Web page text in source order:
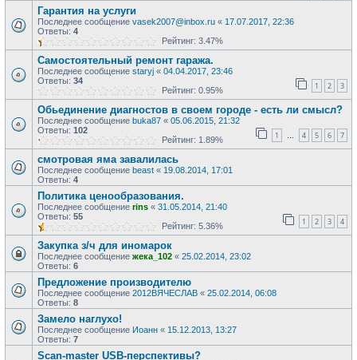
Гарантия на услуги
Последнее сообщение vasek2007@inbox.ru « 17.07.2017, 22:36
Ответы: 4
Рейтинг: 3.47%
Самостоятельный ремонт гаража.
Последнее сообщение staryj « 04.04.2017, 23:46
Ответы: 34 1 2 3
Рейтинг: 0.95%
Обьединение диагностов в своем городе - есть ли смысл?
Последнее сообщение buka87 « 05.06.2015, 21:32
Ответы: 102 1 … 4 5 6 7
Рейтинг: 1.89%
смотровая яма завалилась
Последнее сообщение beast « 19.08.2014, 17:01
Ответы: 4
Политика ценообразования.
Последнее сообщение rins « 31.05.2014, 21:40
Ответы: 55 1 2 3 4
Рейтинг: 5.36%
Закупка з/ч для иномарок
Последнее сообщение жека_102 « 25.02.2014, 23:02
Ответы: 6
Предложение производителю
Последнее сообщение 2012ВЯЧЕСЛАВ « 25.02.2014, 06:08
Ответы: 8
Замело наглухо!
Последнее сообщение Иоанн « 15.12.2013, 13:27
Ответы: 7
Scan-master USB-перспективы?